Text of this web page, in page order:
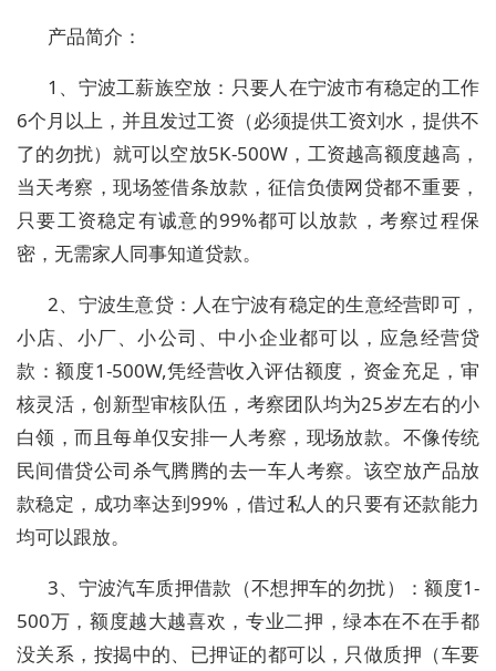
产品简介：
1、宁波工薪族空放：只要人在宁波市有稳定的工作
6个月以上，并且发过工资（必须提供工资刘水，提供不
了的勿扰）就可以空放5K-500W，工资越高额度越高，
当天考察，现场签借条放款，征信负债网贷都不重要，
只要工资稳定有诚意的99%都可以放款，考察过程保
密，无需家人同事知道贷款。
2、宁波生意贷：人在宁波有稳定的生意经营即可，
小店、小厂、小公司、中小企业都可以，应急经营贷
款：额度1-500W,凭经营收入评估额度，资金充足，审
核灵活，创新型审核队伍，考察团队均为25岁左右的小
白领，而且每单仅安排一人考察，现场放款。不像传统
民间借贷公司杀气腾腾的去一车人考察。该空放产品放
款稳定，成功率达到99%，借过私人的只要有还款能力
均可以跟放。
3、宁波汽车质押借款（不想押车的勿扰）：额度1-
500万，额度越大越喜欢，专业二押，绿本在不在手都
没关系，按揭中的、已押证的都可以，只做质押（车要